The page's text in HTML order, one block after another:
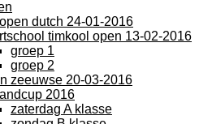
dutch 24-01-2016
timkool open 13-02-2016
groep 1
groep 2
zeeuwse 20-03-2016
2016
zaterdag A klasse